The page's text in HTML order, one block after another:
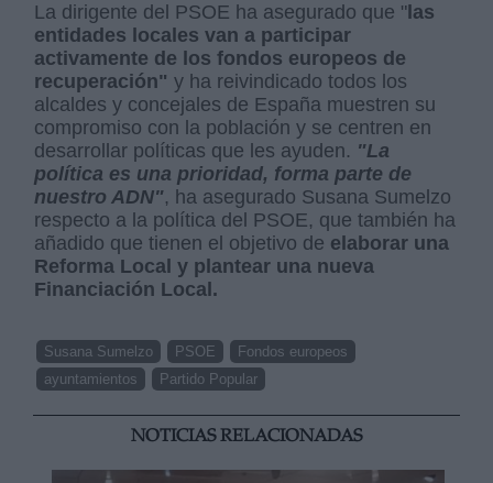
La dirigente del PSOE ha asegurado que " las
entidades locales van a participar
activamente de los fondos europeos de
recuperación" y ha reivindicado todos los
alcaldes y concejales de España muestren su
compromiso con la población y se centren en
desarrollar políticas que les ayuden. "La
política es una prioridad, forma parte de
nuestro ADN", ha asegurado Susana Sumelzo
respecto a la política del PSOE, que también ha
añadido que tienen el objetivo de elaborar una
Reforma Local y plantear una nueva
Financiación Local.
Susana Sumelzo PSOE
Fondos europeos
ayuntamientos
Partido Popular
NOTICIAS RELACIONADAS